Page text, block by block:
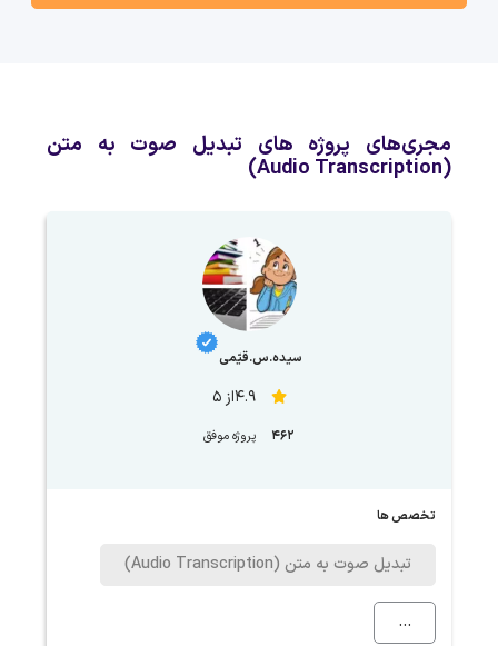
مجری‌های پروژه های تبدیل صوت به متن
(Audio Transcription)
سیده.س.قیّمی
4.9از 5
462 پروژه موفق
تخصص ها
تبدیل صوت به متن (Audio Transcription)
...